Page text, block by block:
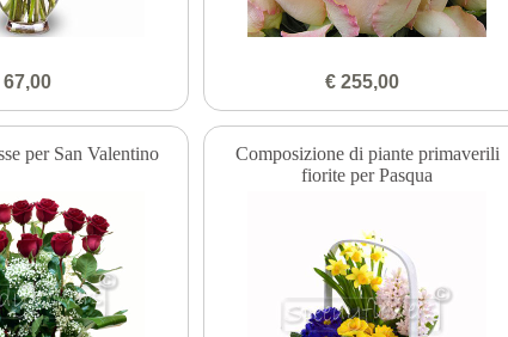
67,00 € 255,00
per San Valentino
Composizione di piante primaverili
fiorite per Pasqua